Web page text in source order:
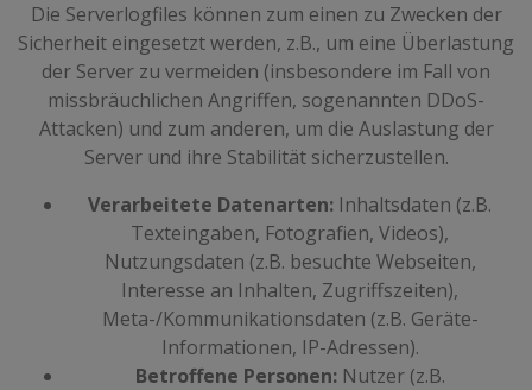
Die Serverlogfiles können zum einen zu Zwecken der
Sicherheit eingesetzt werden, z.B., um eine Überlastung
der Server zu vermeiden (insbesondere im Fall von
missbräuchlichen Angriffen, sogenannten DDoS-
Attacken) und zum anderen, um die Auslastung der
Server und ihre Stabilität sicherzustellen.
Verarbeitete Datenarten: Inhaltsdaten (z.B.
Texteingaben, Fotografien, Videos),
Nutzungsdaten (z.B. besuchte Webseiten,
Interesse an Inhalten, Zugriffszeiten),
Meta-/Kommunikationsdaten (z.B. Geräte-
Informationen, IP-Adressen).
Betroffene Personen:Nutzer (z.B.